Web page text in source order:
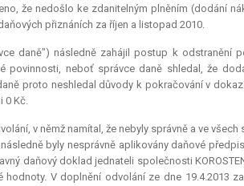
že nedošlo ke zdanitelným plněním (dodání
přiznáních za říjen a listopad 2010.
daně") následně zahájil postup k odstranění
povinnosti, neboť správce daně shledal, že
proto neshledal důvody k pokračování v
0 Kč.
v němž namítal, že nebyly správně a ve
byly nesprávně aplikovány daňové
daňový doklad jednateli společnosti
V doplnění odvolání ze dne 19.4.2013